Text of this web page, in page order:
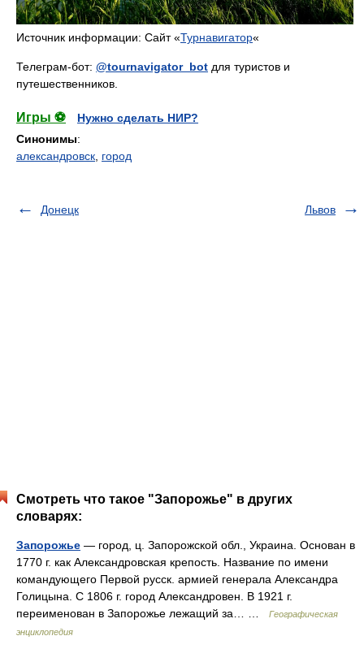
Источник информации: Сайт «Турнавигатор«
Телеграм-бот: @tournavigator_bot для туристов и
путешественников.
Игры ⚽
Нужно сделать НИР?
Синонимы:
александровск город
Донецк Львов
Смотреть что такое "Запорожье" в других
словарях:
Запорожье — город, ц. Запорожской обл., Украина. Основан в
1770 г. как Александровская крепость. Название по имени
командующего Первой русск. армией генерала Александра
Голицына. С 1806 г. город Александровен. В 1921 г.
переименован в Запорожье лежащий за… …
Географическая
энциклопедия